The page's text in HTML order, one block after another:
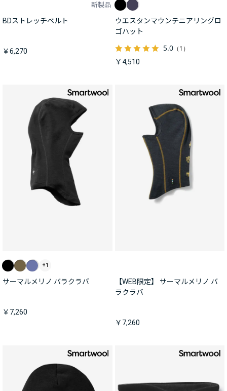
新製品
BDストレッチベルト
￥6,270
ウエスタンマウンテニアリングロ
ゴハット
5.0（1）
￥4,510
+1
サーマルメリノ バラクラバ
￥7,260
【WEB限定】 サーマルメリノ バ
ラクラバ
￥7,260